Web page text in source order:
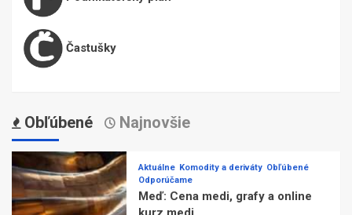
Častušky
Obľúbené Najnovšie
Aktuálne Komodity a deriváty Obľúbené
Odporúčame
Meď: Cena medi, grafy a online